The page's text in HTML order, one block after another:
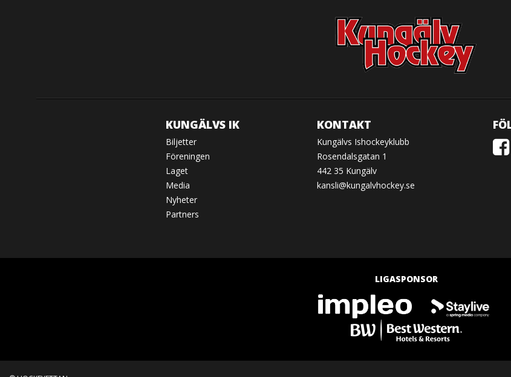
KUNGÄLVS IK
Biljetter
Föreningen
Laget
Media
Nyheter
Partners
KONTAKT
Kungälvs Ishockeyklubb
Rosendalsgatan 1
442 35 Kungälv
kansli@kungalvhockey.se
LIGASPONSOR